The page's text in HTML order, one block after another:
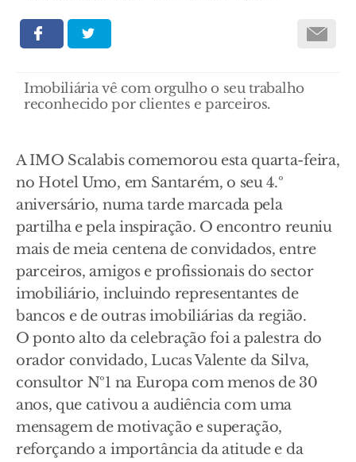
Imobiliária vê com orgulho o seu trabalho
reconhecido por clientes e parceiros.
A IMO Scalabis comemorou esta quarta-feira,
no Hotel Umo, em Santarém, o seu 4.º
aniversário, numa tarde marcada pela
partilha e pela inspiração. O encontro reuniu
mais de meia centena de convidados, entre
parceiros, amigos e profissionais do sector
imobiliário, incluindo representantes de
bancos e de outras imobiliárias da região.
O ponto alto da celebração foi a palestra do
orador convidado, Lucas Valente da Silva,
consultor Nº1 na Europa com menos de 30
anos, que cativou a audiência com uma
mensagem de motivação e superação,
reforçando a importância da atitude e da